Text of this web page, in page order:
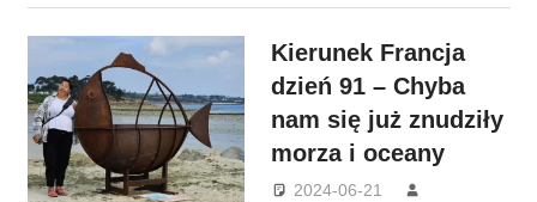
Kierunek Francja
dzień 91 – Chyba
nam się już znudziły
morza i oceany
2024-06-21